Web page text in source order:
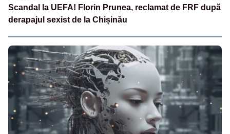
Scandal la UEFA! Florin Prunea, reclamat de FRF după
derapajul sexist de la Chișinău